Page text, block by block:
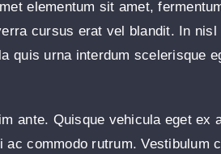
elementum sit amet,
cursus erat vel blandit. In
quis urna interdum scelerisque
ante. Quisque vehicula eget ex
commodo rutrum. Vestibulum